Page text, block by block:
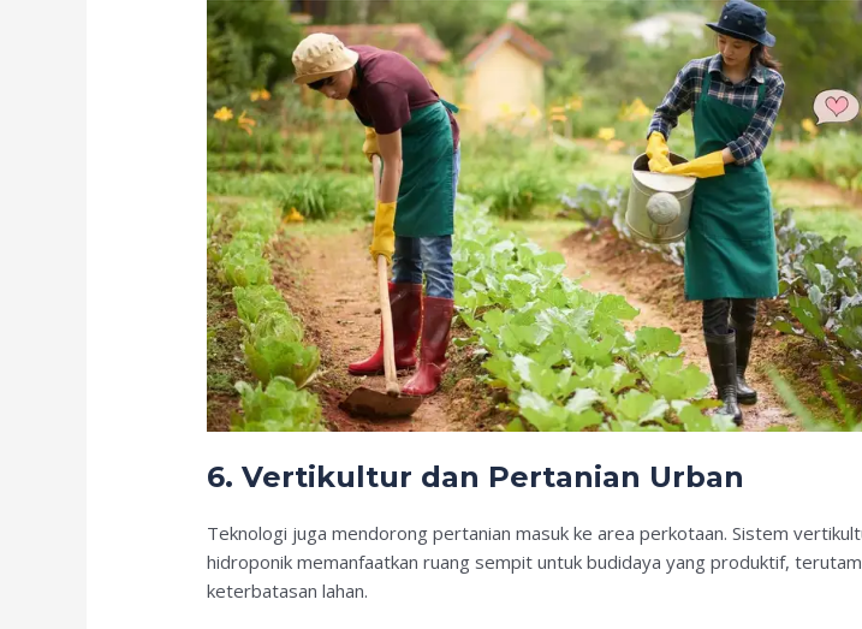
6.Vertikultur dan Pertanian Urban
Teknologi juga mendorong pertanian masuk ke area perkotaan. Sistem
hidroponik memanfaatkan ruang sempit untuk budidaya yang produktif,
keterbatasan lahan.